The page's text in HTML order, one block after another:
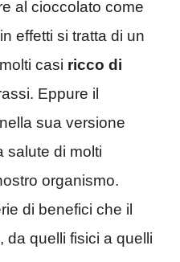
al cioccolato come
effetti si tratta di un
casi ricco di
Eppure il
sua versione
salute di molti
organismo.
di benefici che il
da quelli fisici a quelli